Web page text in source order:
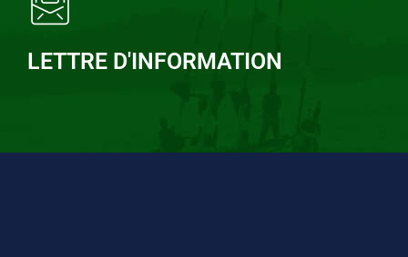
LETTRE D'INFORMATION